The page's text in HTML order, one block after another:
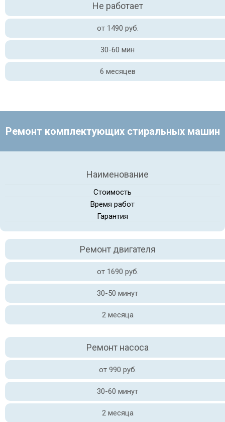
Не работает
от 1490 руб.
30-60 мин
6 месяцев
Ремонт комплектующих стиральных машин
Наименование
Стоимость
Время работ
Гарантия
Ремонт двигателя
от 1690 руб.
30-50 минут
2 месяца
Ремонт насоса
от 990 руб.
30-60 минут
2 месяца